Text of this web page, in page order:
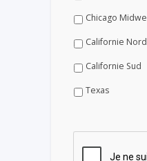
Chicago
Californie Nord
Californie Sud
Texas